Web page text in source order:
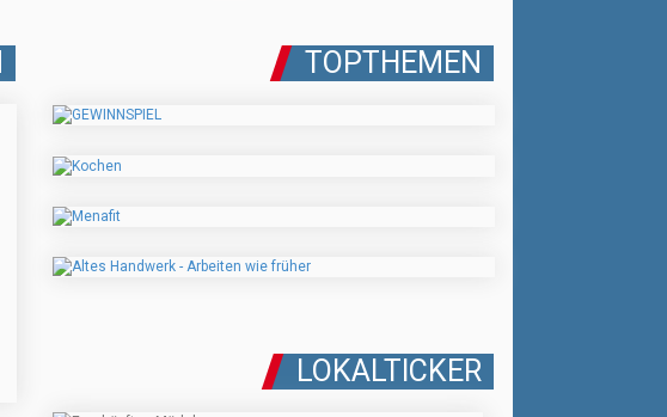
TOPTHEMEN
LOKALTICKER